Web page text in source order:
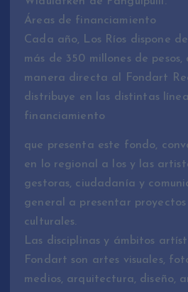
Áreas de financiamiento
Cada año, Los Ríos dispone
más de 350 millones de
manera directa al Fondart
distribuye en las distintas
financiamiento
que presenta este fondo,
en lo regional a los y las
gestoras, ciudadanía y
general a presentar
culturales.
Las disciplinas y ámbitos
Fondart son artes visuales,
medios, arquitectura, diseño,